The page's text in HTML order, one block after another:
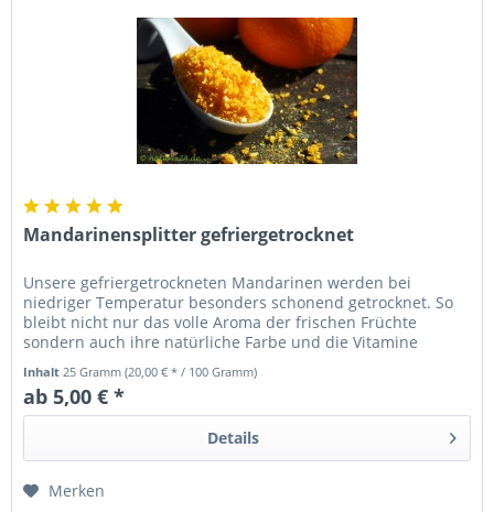
Mandarinensplitter gefriergetrocknet
Unsere gefriergetrockneten Mandarinen werden bei
niedriger Temperatur besonders schonend getrocknet. So
bleibt nicht nur das volle Aroma der frischen Früchte
sondern auch ihre natürliche Farbe und die Vitamine
Inhalt 25 Gramm(20,00 € * / 100 Gramm)
ab 5,00 € *
Details
Merken